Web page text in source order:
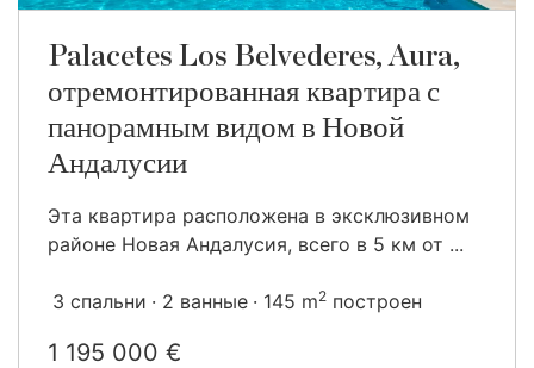
Palacetes Los Belvederes, Aura,
отремонтированная квартира с
панорамным видом в Новой
Андалусии
Эта квартира расположена в эксклюзивном
районе Новая Андалусия, всего в 5 км от ...
3 спальни 2 ванные 145 m2 построен
1 195 000 €